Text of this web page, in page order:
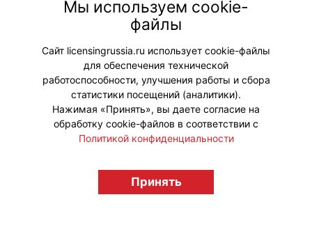
продвижение солнцезащитной
линейки косметики через опыт
активного отдыха.
#Коллаборации
licensingrussia.ru, 2009-2026 12+
Мы используем cookie-
файлы
Сайт licensingrussia.ru использует cookie-файлы
для обеспечения технической
работоспособности, улучшения работы и сбора
статистики посещений (аналитики).
Нажимая «Принять», вы даете согласие на
обработку cookie-файлов в соответствии с
Политикой конфиденциальности
Принять